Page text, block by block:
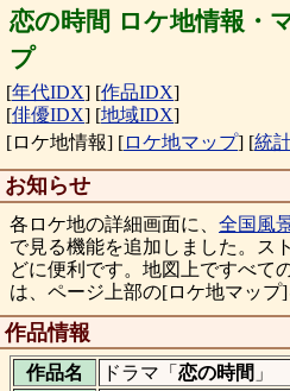
恋の時間 ロケ地情報・
プ
[年代IDX] [作品IDX]
[俳優IDX] [地域IDX]
[ロケ地情報] [ロケ地マップ] [統
お知らせ
各ロケ地の詳細画面に、 全国風
で見る機能を追加しました。ス
どに便利です。地図上ですべて
は、ページ上部の[ロケ地マップ]
作品情報
作品名 ドラマ「 恋の時間 」